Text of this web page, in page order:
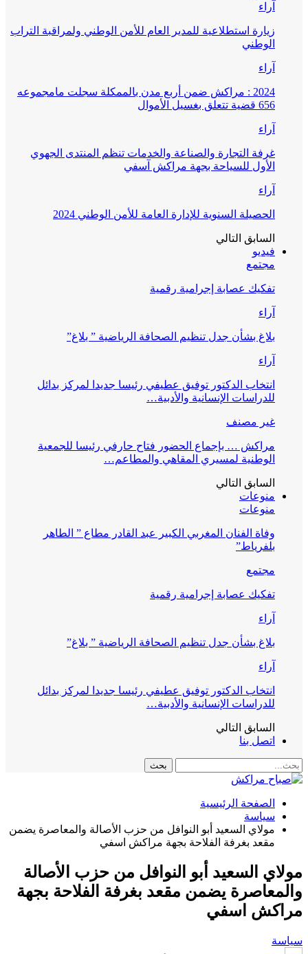
آراء
زيارة استطلاعية للمدير العام للأمن الوطني ولمراقبة التراب
الوطني
آراء
2024 : مراكش ضمن أربع مدن بالممكلة سجلت مامجموعه
656 قضية تتعلق بغسيل الأموال
آراء
غرفة التجارة والصناعة والخدمات تنظم المنتدى الجهوي
الأول للسياحة بجهة مراكش آسفي
آراء
الحصيلة السنوية للإدارة العامة للأمن الوطني 2024
السابق التالي
فيديو
مجتمع
تفكيك عصابة إجرامية رقمية
آراء
بلاغ بشأن جدل تنظيم الصحافة الرياضية ” بلاغ”
آراء
انتخاب الدكتور توفيق عطيفي رئيسا جديدا لمركز بدائل
للدراسات الإنسانية والأدبية…
غير مصنف
مراكش … بإجماع الحضور فتاح حارفي رئيسا للجمعية
الوطنية لمسيري المقاهي والمطاعم…
السابق التالي
منوعات
منوعات
وفاة الفنان المغربي الكبير عبد القادر مطاع ” الطاهر
بلفرياط”
مجتمع
تفكيك عصابة إجرامية رقمية
آراء
بلاغ بشأن جدل تنظيم الصحافة الرياضية ” بلاغ”
آراء
انتخاب الدكتور توفيق عطيفي رئيسا جديدا لمركز بدائل
للدراسات الإنسانية والأدبية…
السابق التالي
اتصل بنا
الصفحة الرئيسية
سياسة
مولاي السعيد أبو النوافل من حزب الأصالة والمعاصرة يضمن
مقعد بغرفة الفلاحة بجهة مراكش اسفي
مولاي السعيد أبو النوافل من حزب الأصالة
والمعاصرة يضمن مقعد بغرفة الفلاحة بجهة
مراكش اسفي
سياسة